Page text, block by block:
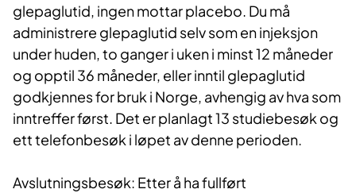
glepaglutid, ingen mottar placebo. Du må
administrere glepaglutid selv som en injeksjon
under huden, to ganger i uken i minst 12 måneder
og opptil 36 måneder, eller inntil glepaglutid
godkjennes for bruk i Norge, avhengig av hva som
inntreffer først. Det er planlagt 13 studiebesøk og
ett telefonbesøk i løpet av denne perioden.
Avslutningsbesøk: Etter å ha fullført